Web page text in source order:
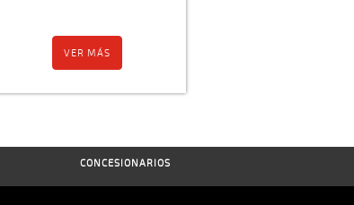
VER MÁS
CONCESIONARIOS